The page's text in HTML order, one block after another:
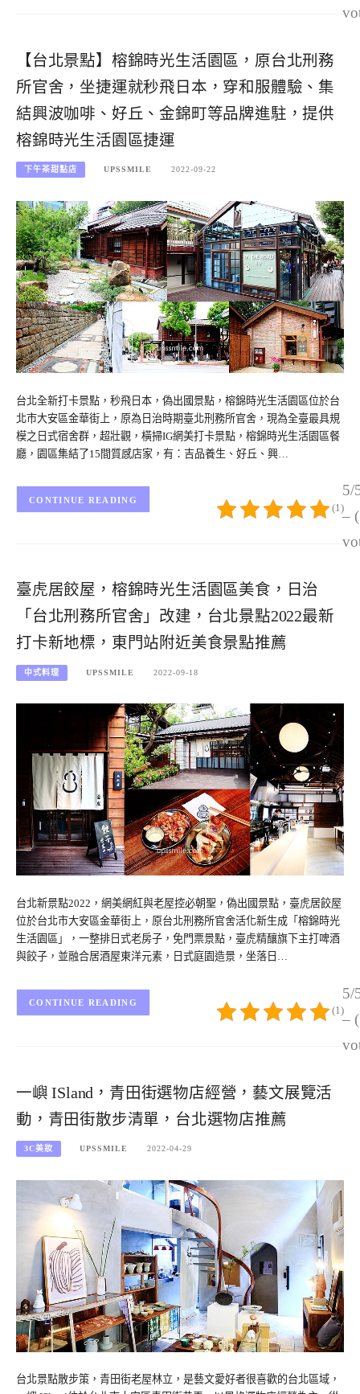
【台北景點】榕錦時光生活園區，原台北刑務
所官舍，坐捷運就秒飛日本，穿和服體驗、集
結興波咖啡、好丘、金錦町等品牌進駐，提供
榕錦時光生活園區捷運
下午茶甜點店 UPSSMILE 2022-09-22
台北全新打卡景點，秒飛日本，偽出國景點，榕錦時光生活園區位於台
北市大安區金華街上，原為日治時期臺北刑務所官舍，現為全臺最具規
模之日式宿舍群，超壯觀，橫掃IG網美打卡景點，榕錦時光生活園區餐
廳，園區集結了15間質感店家，有：吉品養生、好丘、興…
5/
–
(1)
CONTINUE READING
臺虎居餃屋，榕錦時光生活園區美食，日治
「台北刑務所官舍」改建，台北景點2022最新
打卡新地標，東門站附近美食景點推薦
中式料理 UPSSMILE 2022-09-18
台北新景點2022，網美網紅與老屋控必朝聖，偽出國景點，臺虎居餃屋
位於台北市大安區金華街上，原台北刑務所官舍活化新生成「榕錦時光
生活園區」，一整排日式老房子，免門票景點，臺虎精釀旗下主打啤酒
與餃子，並融合居酒屋東洋元素，日式庭園造景，坐落日…
5/
–
(1)
CONTINUE READING
一嶼 ISland，青田街選物店經營，藝文展覽活
動，青田街散步清單，台北選物店推薦
3C美妝 UPSSMILE 2022-04-29
台北景點散步策，青田街老屋林立，是藝文愛好者很喜歡的台北區域，